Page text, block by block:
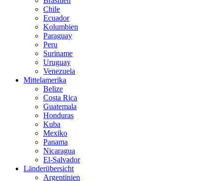
Chile
Ecuador
Kolumbien
Paraguay
Peru
Suriname
Uruguay
Venezuela
Mittelamerika
Belize
Costa Rica
Guatemala
Honduras
Kuba
Mexiko
Panama
Nicaragua
El-Salvador
Länderübersicht
Argentinien